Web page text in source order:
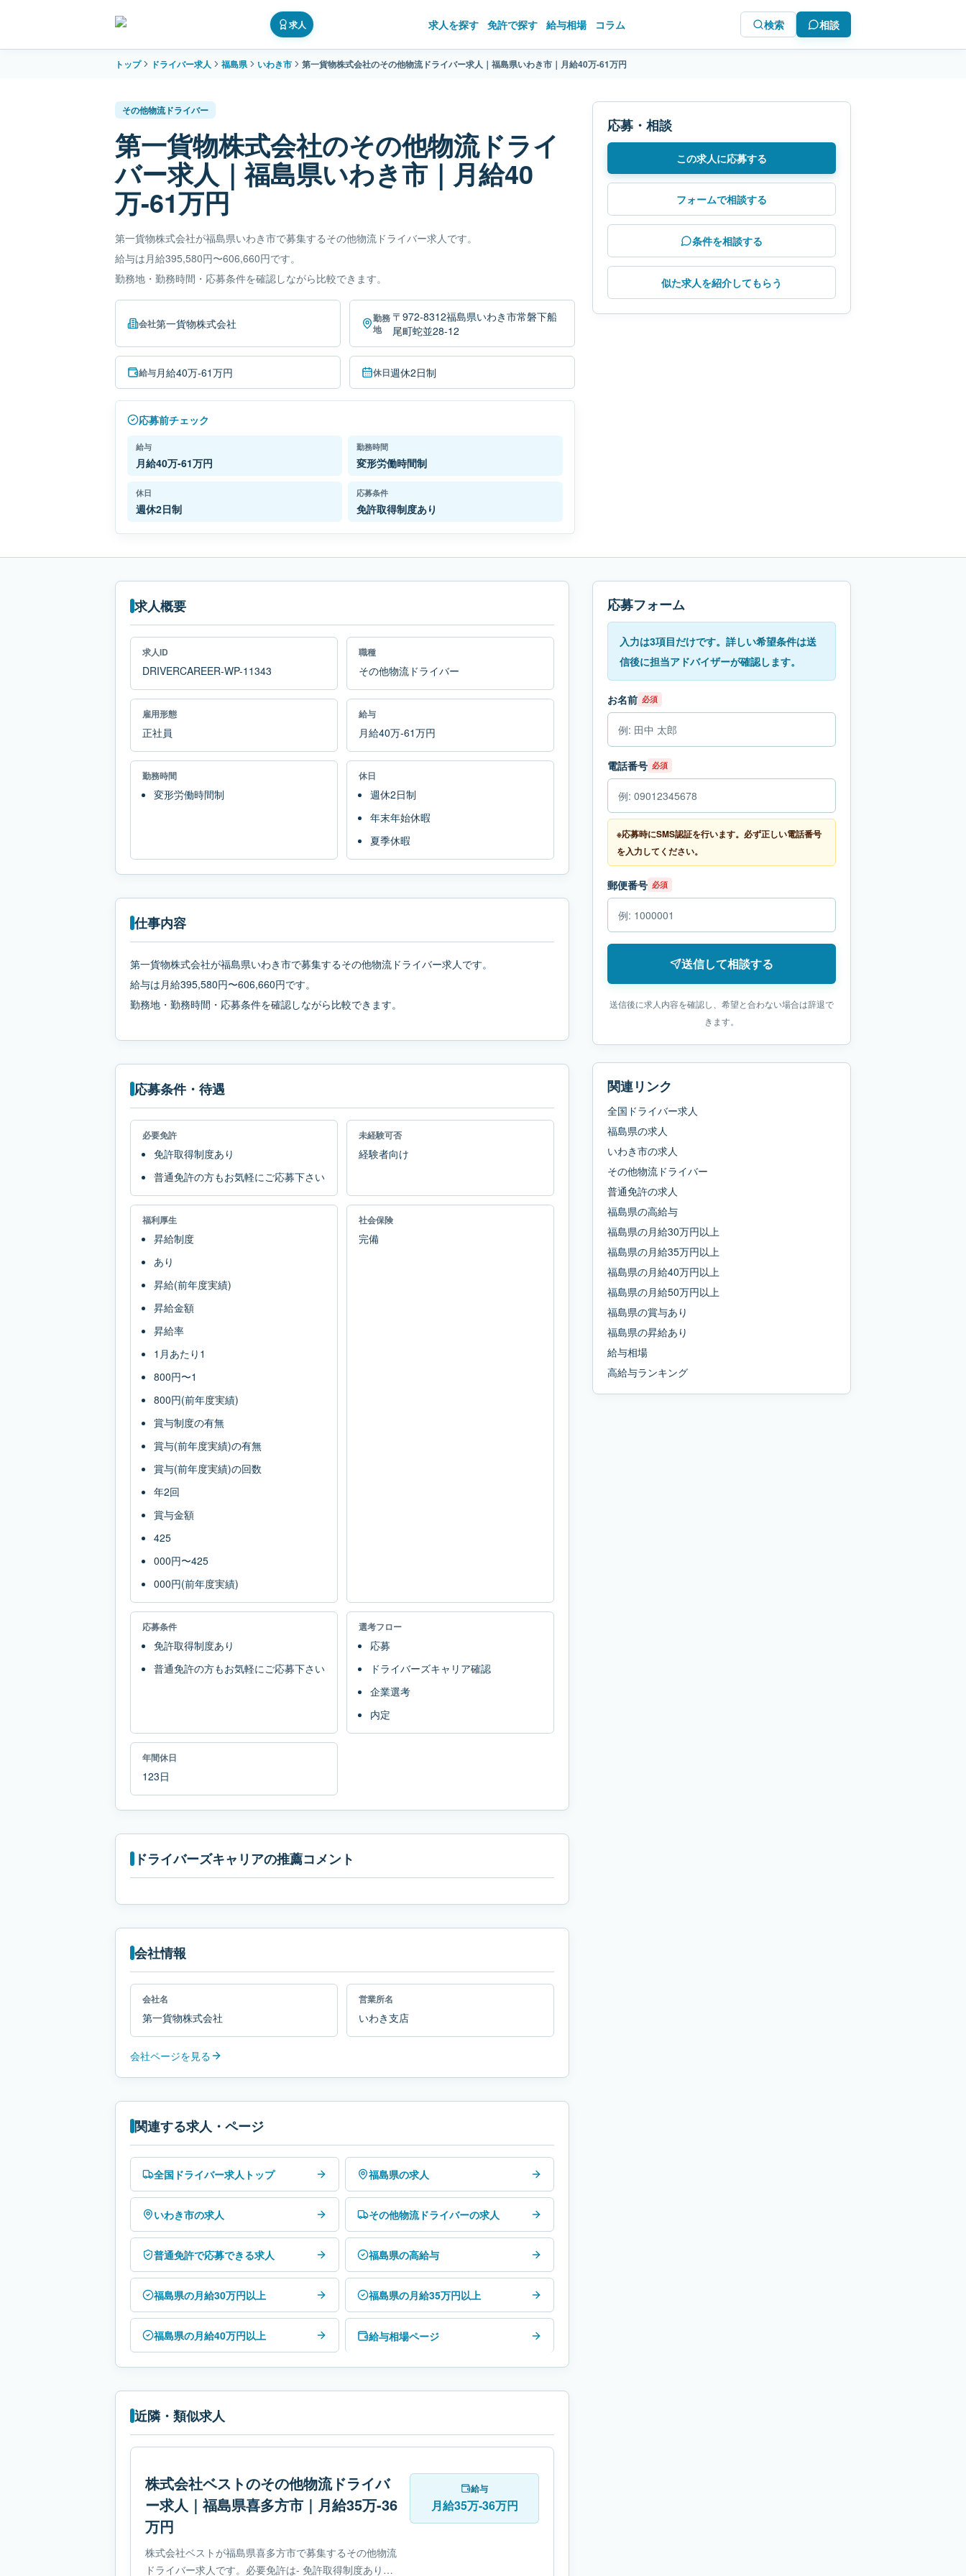
求人 求人を探す 免許で探す 給与相場 コラム 検索 相談
トップ ドライバー求人 福島県 いわき市 第一貨物株式会社のその他物流ドライバー求人｜福島県いわき市｜月給40万-61万円
その他物流ドライバー
第一貨物株式会社のその他物流ドライ
バー求人｜福島県いわき市｜月給40
万-61万円
第一貨物株式会社が福島県いわき市で募集するその他物流ドライバー求人です。
給与は月給395,580円〜606,660円です。
勤務地・勤務時間・応募条件を確認しながら比較できます。
会社第一貨物株式会社
勤務
地
〒972-8312福島県いわき市常磐下船
尾町蛇並28-12
給与月給40万-61万円 休日週休2日制
応募前チェック
給与
月給40万-61万円
勤務時間
変形労働時間制
休日
週休2日制
応募条件
免許取得制度あり
応募・相談
この求人に応募する
フォームで相談する
条件を相談する
似た求人を紹介してもらう
求人概要
求人ID
DRIVERCAREER-WP-11343
職種
その他物流ドライバー
雇用形態
正社員
給与
月給40万-61万円
勤務時間
変形労働時間制
休日
週休2日制
年末年始休暇
夏季休暇
仕事内容
第一貨物株式会社が福島県いわき市で募集するその他物流ドライバー求人です。
給与は月給395,580円〜606,660円です。
勤務地・勤務時間・応募条件を確認しながら比較できます。
応募条件・待遇
必要免許
免許取得制度あり
普通免許の方もお気軽にご応募下さい
未経験可否
経験者向け
福利厚生
昇給制度
あり
昇給(前年度実績)
昇給金額
昇給率
1月あたり1
800円〜1
800円(前年度実績)
賞与制度の有無
賞与(前年度実績)の有無
賞与(前年度実績)の回数
年2回
賞与金額
425
000円〜425
000円(前年度実績)
社会保険
完備
応募条件
免許取得制度あり
普通免許の方もお気軽にご応募下さい
選考フロー
応募
ドライバーズキャリア確認
企業選考
内定
年間休日
123日
ドライバーズキャリアの推薦コメント
会社情報
会社名
第一貨物株式会社
営業所名
いわき支店
会社ページを見る
関連する求人・ページ
全国ドライバー求人トップ 福島県の求人
いわき市の求人 その他物流ドライバーの求人
普通免許で応募できる求人 福島県の高給与
福島県の月給30万円以上 福島県の月給35万円以上
福島県の月給40万円以上 給与相場ページ
近隣・類似求人
株式会社ベストのその他物流ドライバ
ー求人｜福島県喜多方市｜月給35万-36
万円
株式会社ベストが福島県喜多方市で募集するその他物流
ドライバー求人です。必要免許は- 免許取得制度ありで
給与
月給35万-36万円
応募フォーム
入力は3項目だけです。詳しい希望条件は送
信後に担当アドバイザーが確認します。
お名前 必須
電話番号 必須
※応募時にSMS認証を行います。必ず正しい電話番号
を入力してください。
郵便番号 必須
送信して相談する
送信後に求人内容を確認し、希望と合わない場合は辞退で
きます。
関連リンク
全国ドライバー求人
福島県の求人
いわき市の求人
その他物流ドライバー
普通免許の求人
福島県の高給与
福島県の月給30万円以上
福島県の月給35万円以上
福島県の月給40万円以上
福島県の月給50万円以上
福島県の賞与あり
福島県の昇給あり
給与相場
高給与ランキング